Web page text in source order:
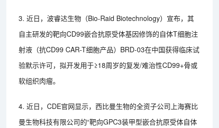
3. 近日，波睿达生物（Bio-Raid Biotechnology）宣布，其
自主研发的靶向CD99嵌合抗原受体基因修饰的自体T细胞注
射液（抗CD99 CAR-T细胞产品）BRD-03在中国获得临床试
验默示许可，拟开发用于≥18周岁的复发/难治性CD99+骨或
软组织肉瘤。
4. 近日，CDE官网显示，西比曼生物的全资子公司上海赛比
曼生物科技有限公司的“靶向GPC3装甲型嵌合抗原受体自体